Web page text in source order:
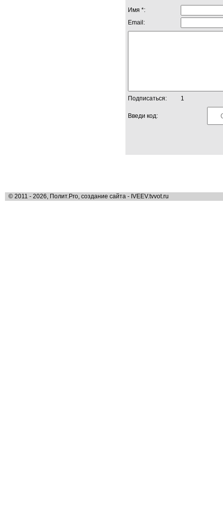
Имя *:
Email:
Подписаться: 1
Введи код:
© 2011 - 2026, Полит.Pro, создание сайта - IVEEV.tvvot.ru